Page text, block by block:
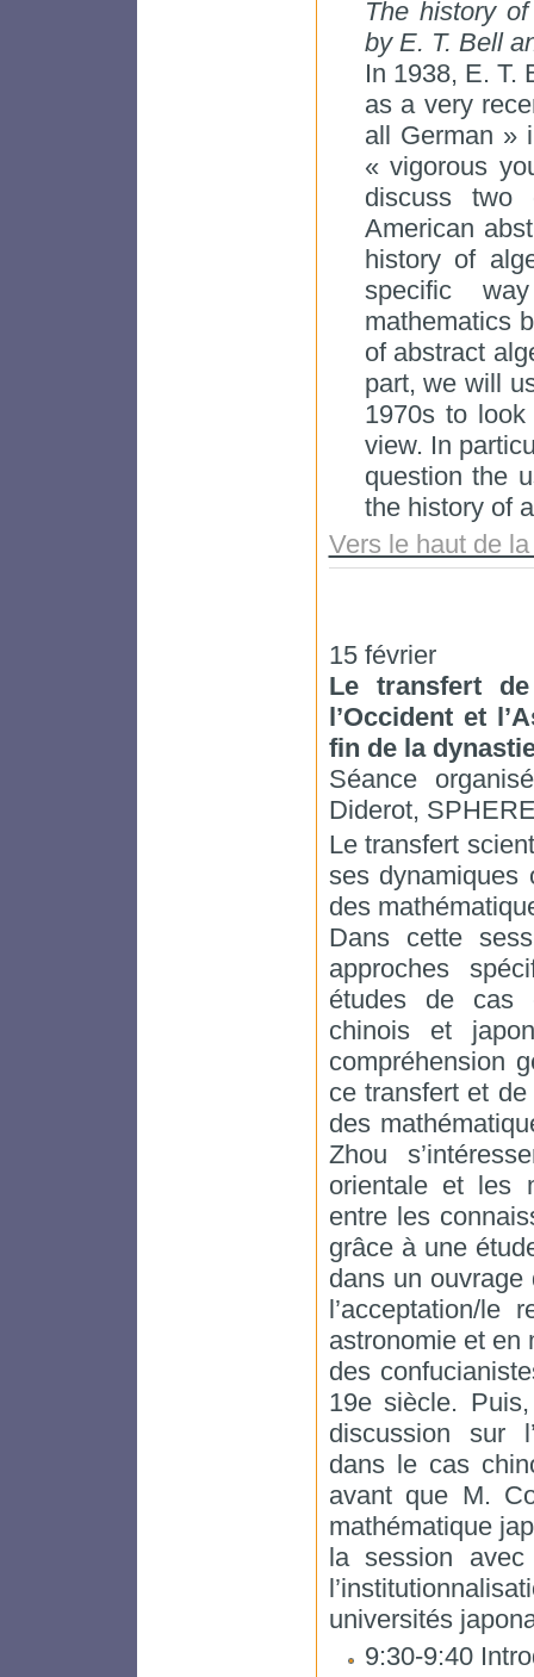
The history
by E. T. Bell
In 1938, E. T.
as a very
all German »
« vigorous
discuss two
American
history of
specific
mathematics
of abstract
part, we will
1970s to
view. In
question the
the history of
Vers le haut de
15 février
Le transfert de
l’Occident et
fin de la
Séance
Diderot,
Le transfert
ses dynamiques
des
Dans cette
approches
études de cas
chinois et
compréhension
ce transfert et
des
Zhou
orientale et les
entre les
grâce à une
dans un
l’acceptation/le
astronomie et en
des
19e siècle.
discussion sur
dans le cas
avant que M.
mathématique
la session avec
universités
9:30-9:40